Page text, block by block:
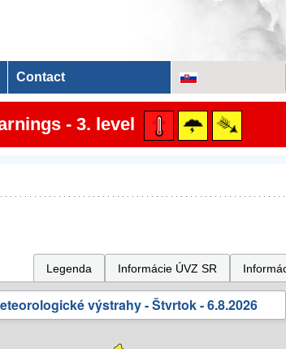
Contact
- 3. level
Legenda Informácie ÚVZ SR
výstrahy - Štvrtok - 6.8.2026